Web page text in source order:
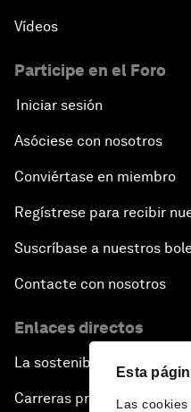
Esta
Las
Vídeos
Participe en el Foro
Iniciar sesión
Asóciese con nosotros
Conviértase en miembro
Regístrese para recibir
Suscríbase a nuestros
Contacte con nosotros
Enlaces directos
La sostenibilidad en el Foro
Carreras profesionales